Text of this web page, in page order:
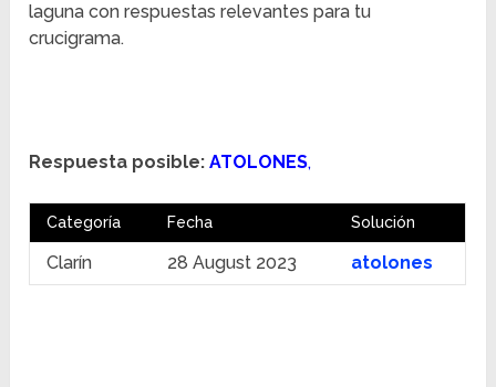
laguna con respuestas relevantes para tu
crucigrama.
Respuesta posible: ATOLONES,
Categoría Fecha Solución
Clarín 28 August 2023 atolones